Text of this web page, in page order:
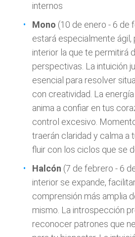
internos
Mono (10 de enero - 6 de
estará especialmente ágil,
interior la que te permitirá
perspectivas. La intuición
esencial para resolver
con creatividad. La
anima a confiar en tus
control excesivo.
traerán claridad y calma a
fluir con los ciclos que se
Halcón (7 de febrero - 6
interior se expande,
comprensión más amplia
mismo. La introspección
reconocer patrones que